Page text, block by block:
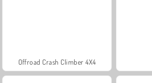
Offroad Crash Climber 4X4